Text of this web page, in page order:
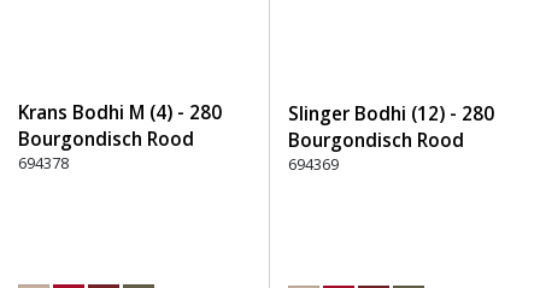
Krans Bodhi M (4) - 280
Bourgondisch Rood
694378
Slinger Bodhi (12) - 280
Bourgondisch Rood
694369